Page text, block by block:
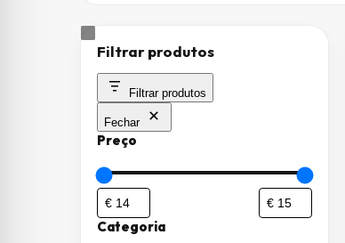
Filtrar produtos
Filtrar produtos
Fechar
Preço
Categoria